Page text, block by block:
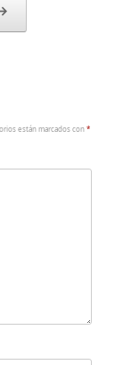
están marcados con*